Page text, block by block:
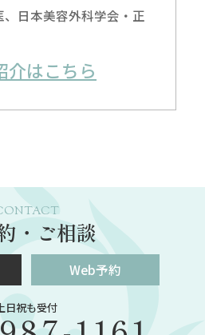
、日本美容外科学会・正
介はこちら
・ご相談
Web予約
日祝も受付